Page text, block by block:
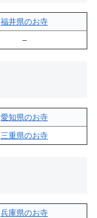
福井県のお寺
–
愛知県のお寺
三重県のお寺
兵庫県のお寺